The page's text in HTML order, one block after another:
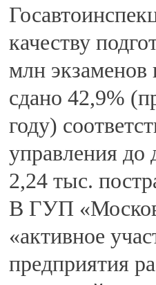
качеству
млн экзаменов
сдано 42,9%
году)
управления
2,24 тыс.
В ГУП
«активное
предприятия